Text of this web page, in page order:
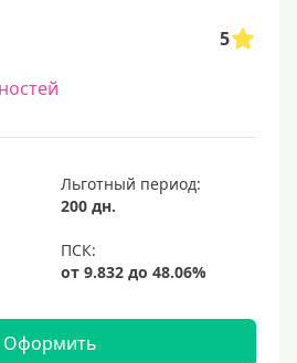
5
Льготный период:
200 дн.
Оформить